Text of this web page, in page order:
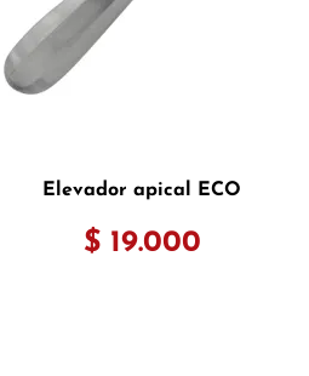
Elevador apical ECO
$ 19.000